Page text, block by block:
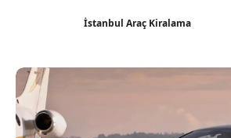
İstanbul Araç Kiralama